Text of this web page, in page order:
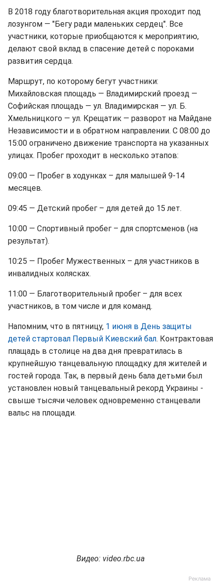
В 2018 году благотворительная акция проходит под
лозунгом — "Бегу ради маленьких сердец". Все
участники, которые приобщаются к мероприятию,
делают свой вклад в спасение детей с пороками
развития сердца.
Маршрут, по которому бегут участники:
Михайловская площадь — Владимирский проезд —
Софийская площадь — ул. Владимирская — ул. Б.
Хмельницкого — ул. Крещатик — разворот на Майдане
Независимости и в обратном направлении. С 08:00 до
15:00 ограничено движение транспорта на указанных
улицах. Пробег проходит в несколько этапов:
09:00 — Пробег в ходунках – для малышей 9-14
месяцев.
09:45 — Детский пробег – для детей до 15 лет.
10:00 — Спортивный пробег – для спортсменов (на
результат).
10:25 — Пробег Мужественных – для участников в
инвалидных колясках.
11:00 — Благотворительный пробег – для всех
участников, в том числе и для команд.
Напомним, что в пятницу, 1 июня в День защиты
детей стартовал Первый Киевский бал. Контрактовая
плащадь в столице на два дня превратилась в
крупнейшую танцевальную площадку для жителей и
гостей города. Так, в первый день бала детьми был
установлен новый танцевальный рекорд Украины -
свыше тысячи человек одновременно станцевали
вальс на площади.
Видео: video.rbc.ua